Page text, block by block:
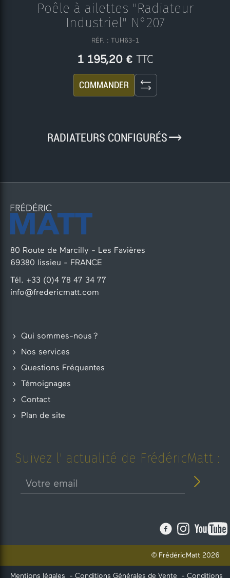
Poêle à ailettes "Radiateur
Industriel" N°207
RÉF. : TUH63-1
1 195,20 € TTC
COMMANDER
RADIATEURS CONFIGURÉS9
80 Route de Marcilly - Les Favières
69380 lissieu - FRANCE
Tél. +33 (0)4 78 47 34 77
info@fredericmatt.com
Qui sommes-nous ?
Nos services
Questions Fréquentes
Témoignages
Contact
Plan de site
Suivez l' actualité de FrédéricMatt :
© FrédéricMatt 2026
Mentions légales - Conditions Générales de Vente - Conditions